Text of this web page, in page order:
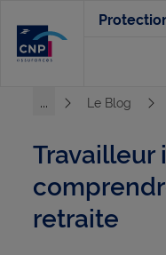
contenu
...
Le Blog
Travailleur
retraite